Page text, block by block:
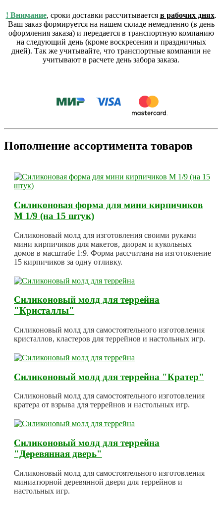
! Внимание, сроки доставки рассчитывается в рабочих днях.
Ваш заказ формируется на нашем складе немедленно (в день
оформления заказа) и передается в транспортную компанию
на следующий день (кроме воскресения и праздничных
дней). Так же учитывайте, что транспортные компании не
учитывают в расчете день забора заказа.
Пополнение ассортимента товаров
Силиконовая форма для мини кирпичиков
М 1/9 (на 15 штук)
Силиконовый молд для изготовления своими руками
мини кирпичиков для макетов, диорам и кукольных
домов в масштабе 1:9. Форма рассчитана на изготовление
15 кирпичиков за одну отливку.
Силиконовый молд для террейна
"Кристаллы"
Силиконовый молд для самостоятельного изготовления
кристаллов, кластеров для террейнов и настольных игр.
Силиконовый молд для террейна "Кратер"
Силиконовый молд для самостоятельного изготовления
кратера от взрыва для террейнов и настольных игр.
Силиконовый молд для террейна
"Деревянная дверь"
Силиконовый молд для самостоятельного изготовления
миниатюрной деревянной двери для террейнов и
настольных игр.